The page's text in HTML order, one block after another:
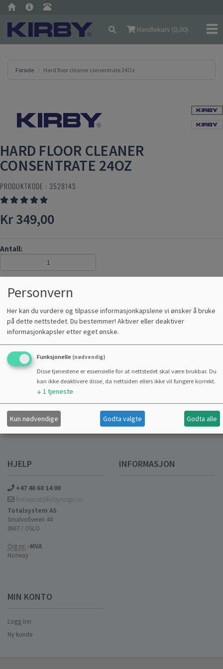
Handlekurv (0,00)
Forside Hard floor cleaner consentrate 24Oz
HARD FLOOR CLEANER
CONSENTRATE 24OZ
PRODUKTKODE : 352814S
Kr 349,00
Antall:
Veiledende pris : 349,00
KJØP
LAGERVARE SIKKER NETTHANDEL
HJELP
+47 40 60 14 00
firmapost@kirbynorge.no
Totalsystem AS
Smalvollveien 44
0667 / OSLO
Org.nr: -MVA
Norway
INFORMASJON
MIN KONTO
Logg inn
Ny kunde
Personvern
Her kan du vurdere og tilpasse informasjonkapslene vi ønsker å bruke
på dette nettstedet. Du bestemmer! Aktiver eller deaktiver
informasjonkapsler etter eget ønske.
Funksjonelle (nødvendig)
Disse tjenestene er essensielle for at nettstedet skal være brukbar. Du
kan ikke deaktivere disse, da nettsiden ellers ikke vil fungere korrekt.
↓ 1 tjeneste
Kun nødvendige Godta valgte Godta alle